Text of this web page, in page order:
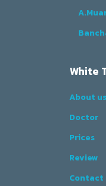
White
About us
Doctor
Prices
Review
Contact